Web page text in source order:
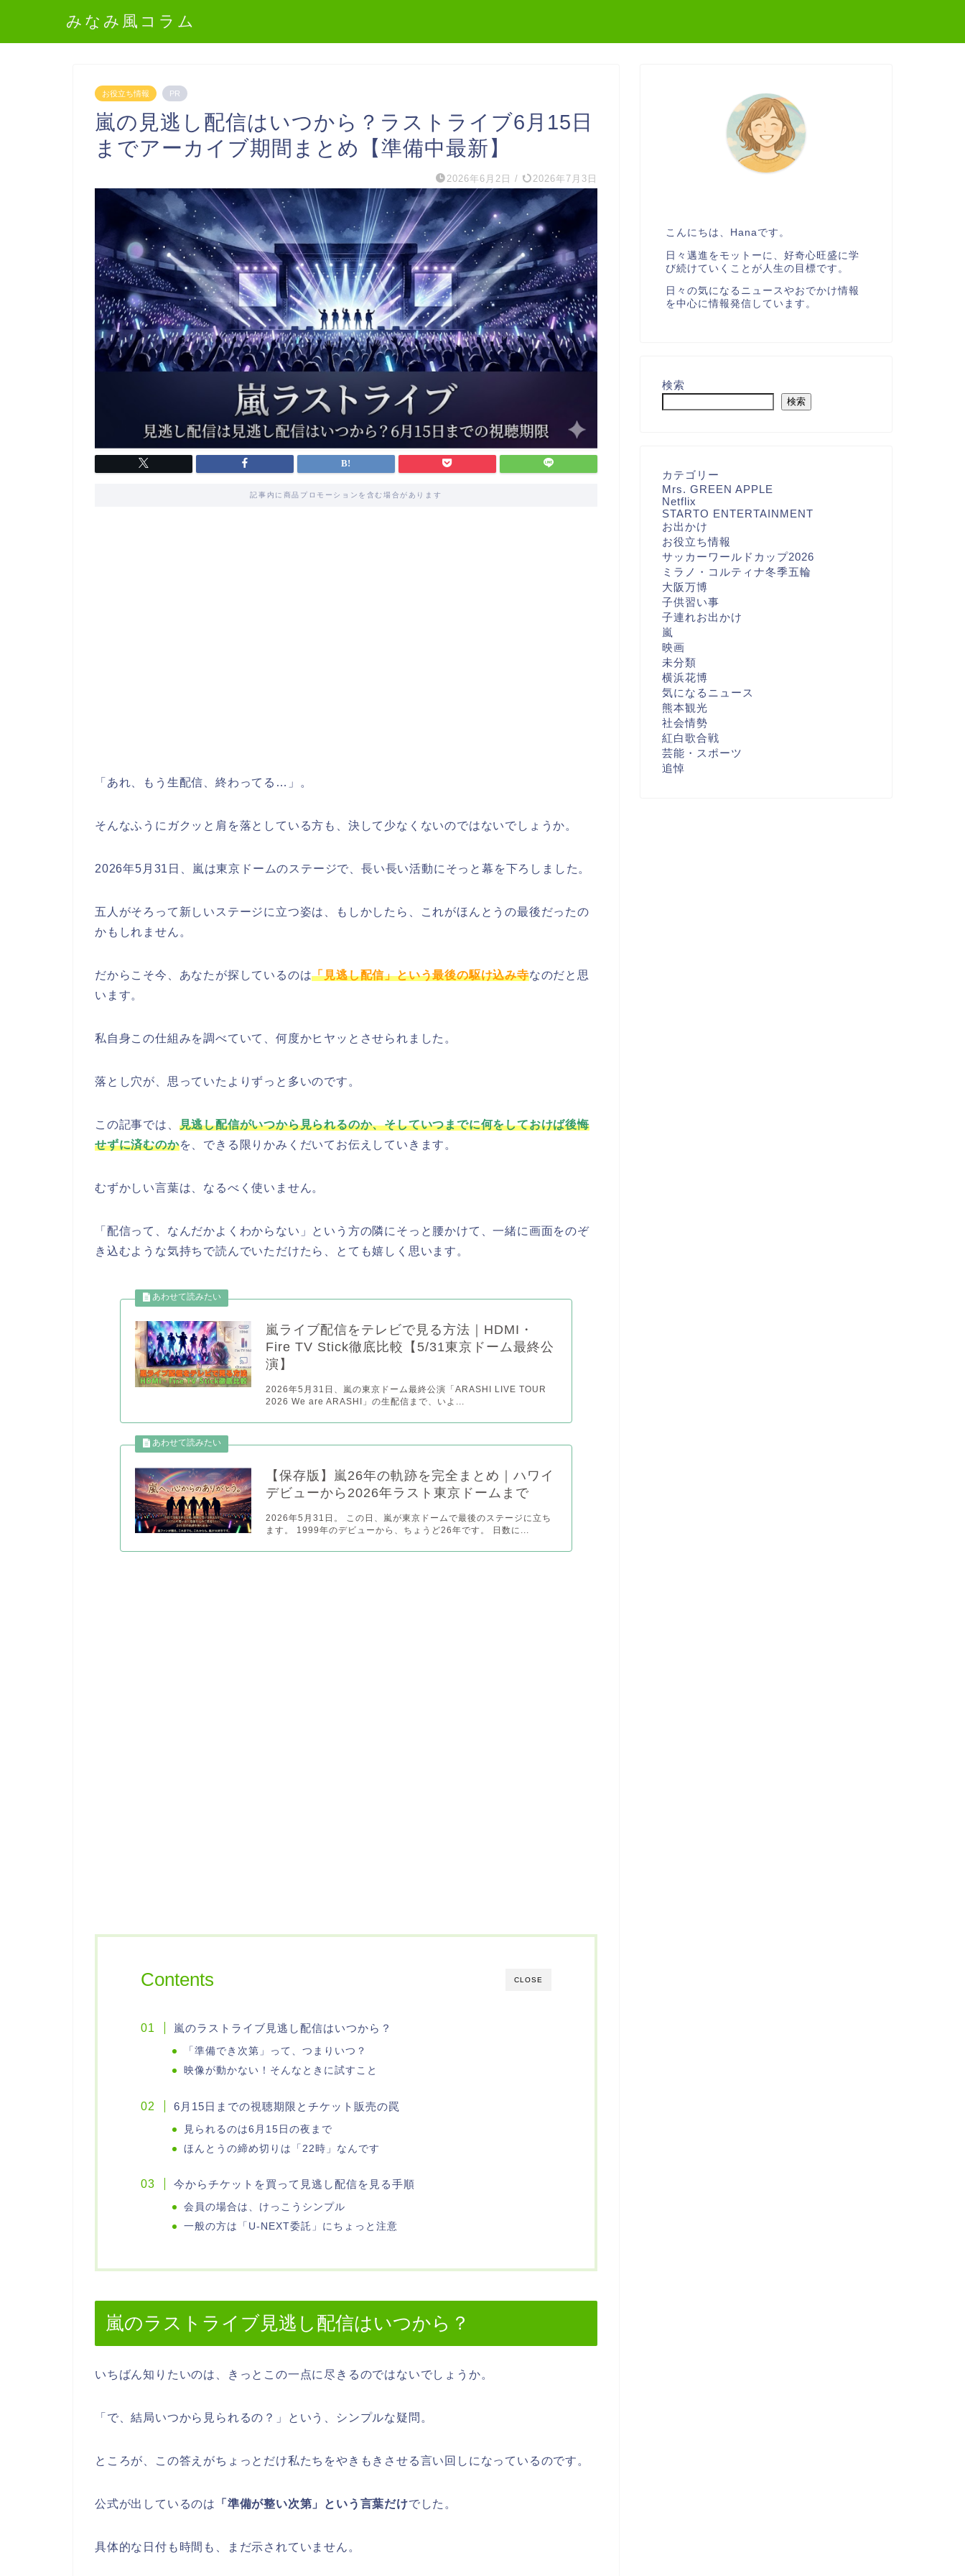
みなみ風コラム
お役立ち情報 PR
嵐の見逃し配信はいつから？ラストライブ6月15日
までアーカイブ期間まとめ【準備中最新】
2026年6月2日 / 2026年7月3日
記事内に商品プロモーションを含む場合があります
「あれ、もう生配信、終わってる…」。
そんなふうにガクッと肩を落としている方も、決して少なくないのではないでしょうか。
2026年5月31日、嵐は東京ドームのステージで、長い長い活動にそっと幕を下ろしました。
五人がそろって新しいステージに立つ姿は、もしかしたら、これがほんとうの最後だったの
かもしれません。
だからこそ今、あなたが探しているのは「見逃し配信」という最後の駆け込み寺なのだと思
います。
私自身この仕組みを調べていて、何度かヒヤッとさせられました。
落とし穴が、思っていたよりずっと多いのです。
この記事では、 見逃し配信がいつから見られるのか、そしていつまでに何をしておけば後悔
せずに済むのかを、できる限りかみくだいてお伝えしていきます。
むずかしい言葉は、なるべく使いません。
「配信って、なんだかよくわからない」という方の隣にそっと腰かけて、一緒に画面をのぞ
き込むような気持ちで読んでいただけたら、とても嬉しく思います。
嵐ライブ配信をテレビで見る方法｜HDMI・
Fire TV Stick徹底比較【5/31東京ドーム最終公
演】
2026年5月31日、嵐の東京ドーム最終公演「ARASHI LIVE TOUR
2026 We are ARASHI」の生配信まで、いよ...
【保存版】嵐26年の軌跡を完全まとめ｜ハワイ
デビューから2026年ラスト東京ドームまで
2026年5月31日。 この日、嵐が東京ドームで最後のステージに立ち
ます。 1999年のデビューから、ちょうど26年です。 日数に...
CLOSE
Contents
嵐のラストライブ見逃し配信はいつから？
「準備でき次第」って、つまりいつ？
映像が動かない！そんなときに試すこと
6月15日までの視聴期限とチケット販売の罠
見られるのは6月15日の夜まで
ほんとうの締め切りは「22時」なんです
今からチケットを買って見逃し配信を見る手順
会員の場合は、けっこうシンプル
一般の方は「U-NEXT委託」にちょっと注意
嵐のラストライブ見逃し配信はいつから？
いちばん知りたいのは、きっとこの一点に尽きるのではないでしょうか。
「で、結局いつから見られるの？」という、シンプルな疑問。
ところが、この答えがちょっとだけ私たちをやきもきさせる言い回しになっているのです。
公式が出しているのは 「準備が整い次第」という言葉だけでした。
具体的な日付も時間も、まだ示されていません。
こんにちは、Hanaです。
日々邁進をモットーに、好奇心旺盛に学
び続けていくことが人生の目標です。
日々の気になるニュースやおでかけ情報
を中心に情報発信しています。
検索
検索
カテゴリー
Mrs. GREEN APPLE
Netflix
STARTO ENTERTAINMENT
お出かけ
お役立ち情報
サッカーワールドカップ2026
ミラノ・コルティナ冬季五輪
大阪万博
子供習い事
子連れお出かけ
嵐
映画
未分類
横浜花博
気になるニュース
熊本観光
社会情勢
紅白歌合戦
芸能・スポーツ
追悼